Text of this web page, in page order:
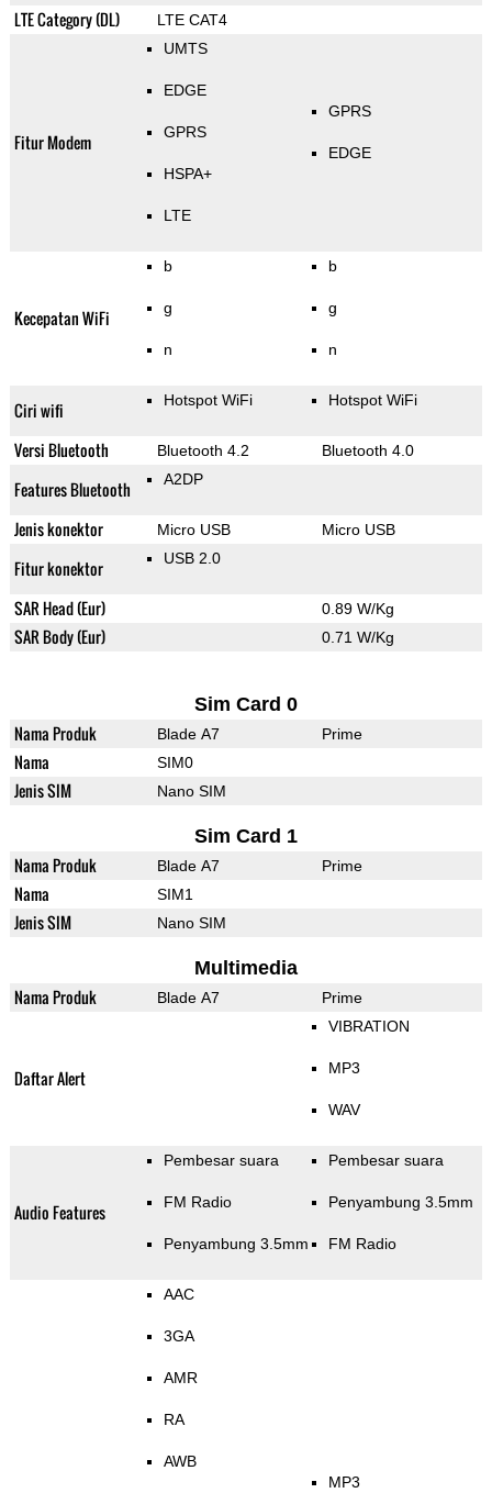
LTE Category (DL) LTE CAT4
Fitur Modem
UMTS
EDGE
GPRS
HSPA+
LTE
GPRS
EDGE
Kecepatan WiFi
b
g
n
b
g
n
Ciri wifi Hotspot WiFi Hotspot WiFi
Versi Bluetooth Bluetooth 4.2 Bluetooth 4.0
Features Bluetooth A2DP
Jenis konektor Micro USB Micro USB
Fitur konektor USB 2.0
SAR Head (Eur) 0.89 W/Kg
SAR Body (Eur) 0.71 W/Kg
Sim Card 0
Nama Produk Blade A7 Prime
Nama SIM0
Jenis SIM Nano SIM
Sim Card 1
Nama Produk Blade A7 Prime
Nama SIM1
Jenis SIM Nano SIM
Multimedia
Nama Produk Blade A7 Prime
Daftar Alert
VIBRATION
MP3
WAV
Audio Features
Pembesar suara
FM Radio
Penyambung 3.5mm
Pembesar suara
Penyambung 3.5mm
FM Radio
AAC
3GA
AMR
RA
AWB
MP3